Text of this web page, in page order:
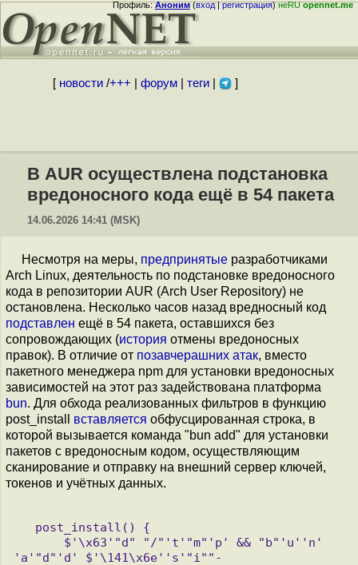
Профиль:Аноним(вход|регистрация)неRUopennet.me
[ новости/+++ форум| теги| ]
В AUR осуществлена подстановка
вредоносного кода ещё в 54 пакета
14.06.2026 14:41 (MSK)
Несмотря на меры, предпринятые разработчиками
Arch Linux, деятельность по подстановке вредоносного
кода в репозитории AUR (Arch User Repository) не
остановлена. Несколько часов назад вредносный код
подставлен ещё в 54 пакета, оставшихся без
сопровождающих (история отмены вредоносных
правок). В отличие от позавчерашних атак, вместо
пакетного менеджера npm для установки вредоносных
зависимостей на этот раз задействована платформа
bun. Для обхода реализованных фильтров в функцию
post_install вставляется обфусцированная строка, в
которой вызывается команда "bun add" для установки
пакетов с вредоносным кодом, осуществляющим
сканирование и отправку на внешний сервер ключей,
токенов и учётных данных.
'a'"d"'d' $'\141\x6e''s'"i""-